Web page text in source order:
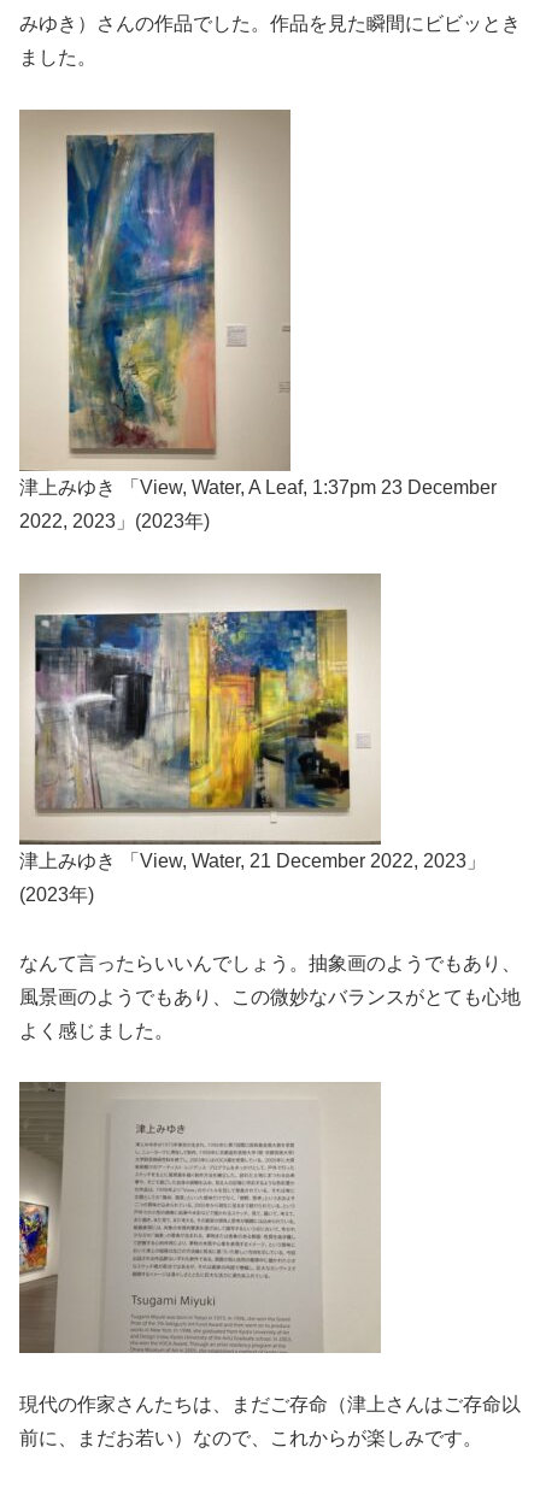
みゆき）さんの作品でした。作品を見た瞬間にビビッとき
ました。
津上みゆき 「View, Water, A Leaf, 1:37pm 23 December
2022, 2023」(2023年)
津上みゆき 「View, Water, 21 December 2022, 2023」
(2023年)
なんて言ったらいいんでしょう。抽象画のようでもあり、
風景画のようでもあり、この微妙なバランスがとても心地
よく感じました。
現代の作家さんたちは、まだご存命（津上さんはご存命以
前に、まだお若い）なので、これからが楽しみです。